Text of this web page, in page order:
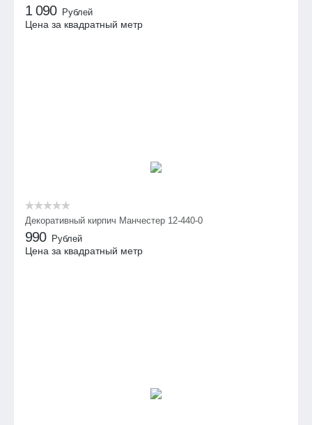
1 090 Рублей
Цена за квадратный метр
Декоративный кирпич Манчестер 12-440-0
990 Рублей
Цена за квадратный метр